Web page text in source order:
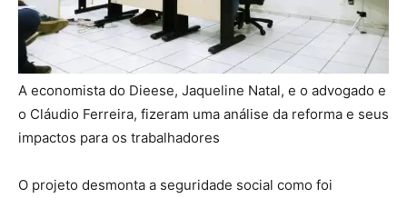
A economista do Dieese, Jaqueline Natal, e o advogado e
o Cláudio Ferreira, fizeram uma análise da reforma e seus
impactos para os trabalhadores
O projeto desmonta a seguridade social como foi